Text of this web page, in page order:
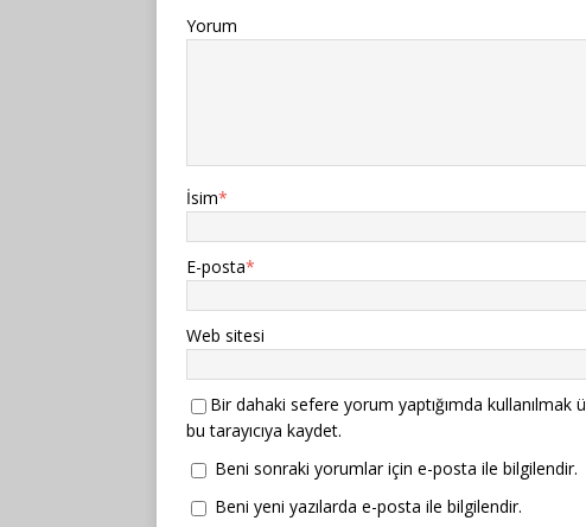
Yorum
İsim*
E-posta*
Web sitesi
Bir dahaki sefere yorum yaptığımda
bu tarayıcıya kaydet.
Beni sonraki yorumlar için e-posta ile bilgilendir.
Beni yeni yazılarda e-posta ile bilgilendir.